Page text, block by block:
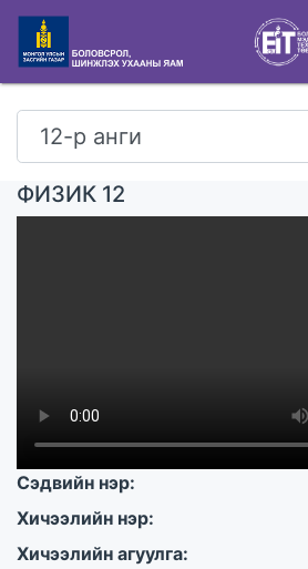
ФИЗИК 12
Сэдвийн нэр:
Хичээлийн нэр:
Хичээлийн агуулга: